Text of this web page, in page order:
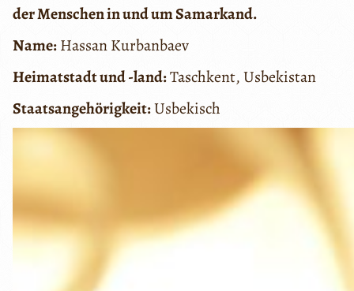
der Menschen in und um Samarkand.
Name:Hassan Kurbanbaev
Heimatstadt und -land:Taschkent, Usbekistan
Staatsangehörigkeit:Usbekisch